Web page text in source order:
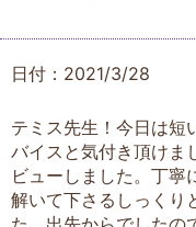
日付：2021/3/28
テミス先生！今日は短
バイスと気付き頂けま
ビューしました。丁寧
解いて下さるしっくり